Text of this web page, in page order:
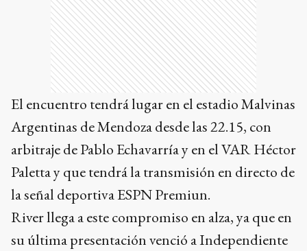
El encuentro tendrá lugar en el estadio Malvinas
Argentinas de Mendoza desde las 22.15, con
arbitraje de Pablo Echavarría y en el VAR Héctor
Paletta y que tendrá la transmisión en directo de
la señal deportiva ESPN Premiun.
River llega a este compromiso en alza, ya que en
su última presentación venció a Independiente